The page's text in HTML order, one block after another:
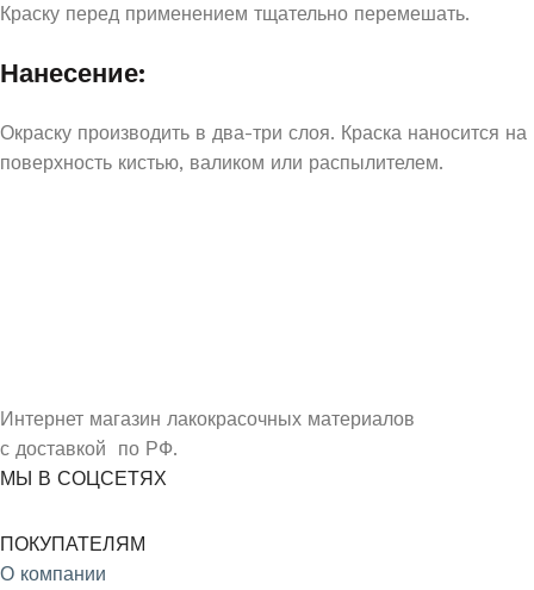
Краску перед применением тщательно перемешать.
Нанесение:
Окраску производить в два-три слоя. Краска наносится на
поверхность кистью, валиком или распылителем.
Интернет магазин лакокрасочных материалов
с доставкой по РФ.
МЫ В СОЦСЕТЯХ
ПОКУПАТЕЛЯМ
О компании